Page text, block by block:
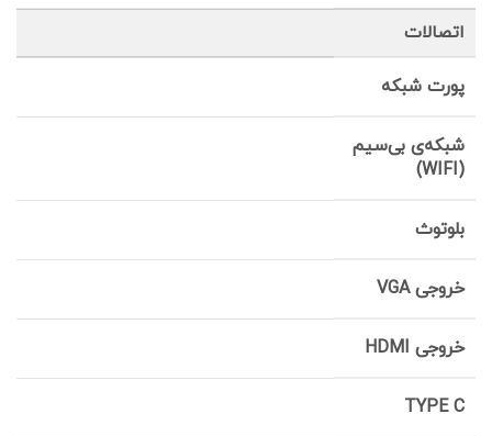
اتصالات
پورت شبکه
شبکه‌ی بی‌سیم
(WIFI)
بلوتوث
خروجی VGA
خروجی HDMI
TYPE C